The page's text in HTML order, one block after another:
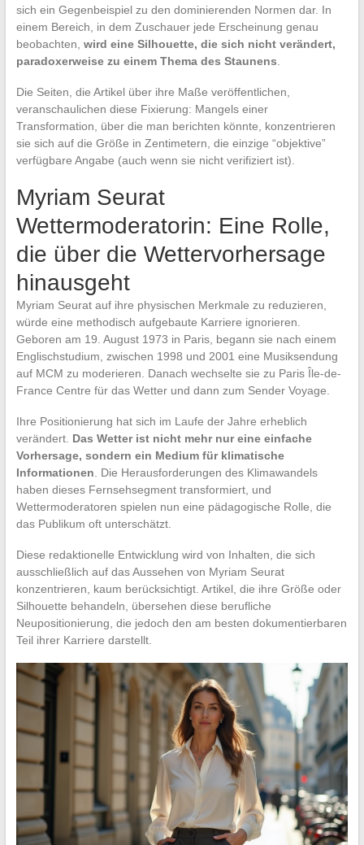
sich ein Gegenbeispiel zu den dominierenden Normen dar. In
einem Bereich, in dem Zuschauer jede Erscheinung genau
beobachten, wird eine Silhouette, die sich nicht verändert,
paradoxerweise zu einem Thema des Staunens
Die Seiten, die Artikel über ihre Maße veröffentlichen,
veranschaulichen diese Fixierung: Mangels einer
Transformation, über die man berichten könnte, konzentrieren
sie sich auf die Größe in Zentimetern, die einzige “objektive”
verfügbare Angabe (auch wenn sie nicht verifiziert ist).
Myriam Seurat
Wettermoderatorin: Eine Rolle,
die über die Wettervorhersage
hinausgeht
Myriam Seurat auf ihre physischen Merkmale zu reduzieren,
würde eine methodisch aufgebaute Karriere ignorieren.
Geboren am 19. August 1973 in Paris, begann sie nach einem
Englischstudium, zwischen 1998 und 2001 eine Musiksendung
auf MCM zu moderieren. Danach wechselte sie zu Paris Île-de-
France Centre für das Wetter und dann zum Sender Voyage.
Ihre Positionierung hat sich im Laufe der Jahre erheblich
verändert. Das Wetter ist nicht mehr nur eine einfache
Vorhersage, sondern ein Medium für klimatische
Informationen . Die Herausforderungen des Klimawandels
haben dieses Fernsehsegment transformiert, und
Wettermoderatoren spielen nun eine pädagogische Rolle, die
das Publikum oft unterschätzt.
Diese redaktionelle Entwicklung wird von Inhalten, die sich
ausschließlich auf das Aussehen von Myriam Seurat
konzentrieren, kaum berücksichtigt. Artikel, die ihre Größe oder
Silhouette behandeln, übersehen diese berufliche
Neupositionierung, die jedoch den am besten dokumentierbaren
Teil ihrer Karriere darstellt.